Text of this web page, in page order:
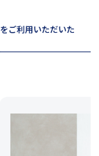
ご利用いただいた